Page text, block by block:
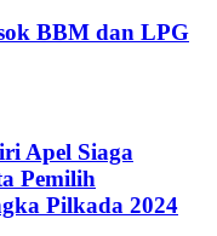
BBM dan LPG
Apel Siaga
Pemilih
Pilkada 2024